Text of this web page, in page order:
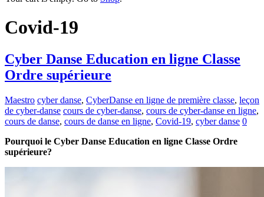
Covid-19
Cyber Danse Education en ligne Classe
Ordre supérieure
Maestro cyber danse, CyberDanse en ligne de première classe, leçon
de cyber-danse cours de cyber-danse, cours de cyber-danse en ligne,
cours de danse, cours de danse en ligne, Covid-19, cyber danse 0
Pourquoi le Cyber Danse Education en ligne Classe Ordre
supérieure?